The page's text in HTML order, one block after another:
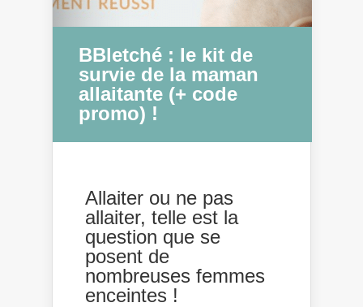
BBletché : le kit de
survie de la maman
allaitante (+ code
promo) !
Allaiter ou ne pas
allaiter, telle est la
question que se
posent de
nombreuses femmes
enceintes !